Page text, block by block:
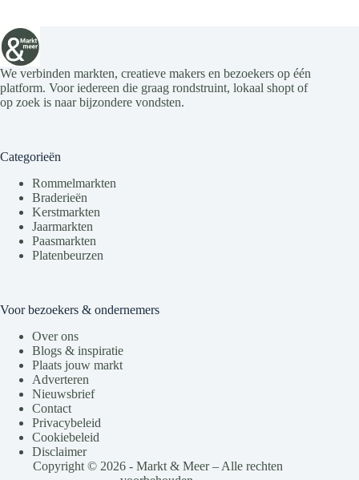
We verbinden markten, creatieve makers en bezoekers op één
platform. Voor iedereen die graag rondstruint, lokaal shopt of
op zoek is naar bijzondere vondsten.
Categorieën
Rommelmarkten
Braderieën
Kerstmarkten
Jaarmarkten
Paasmarkten
Platenbeurzen
Voor bezoekers & ondernemers
Over ons
Blogs & inspiratie
Plaats jouw markt
Adverteren
Nieuwsbrief
Contact
Privacybeleid
Cookiebeleid
Disclaimer
Copyright © 2026 - Markt & Meer – Alle rechten